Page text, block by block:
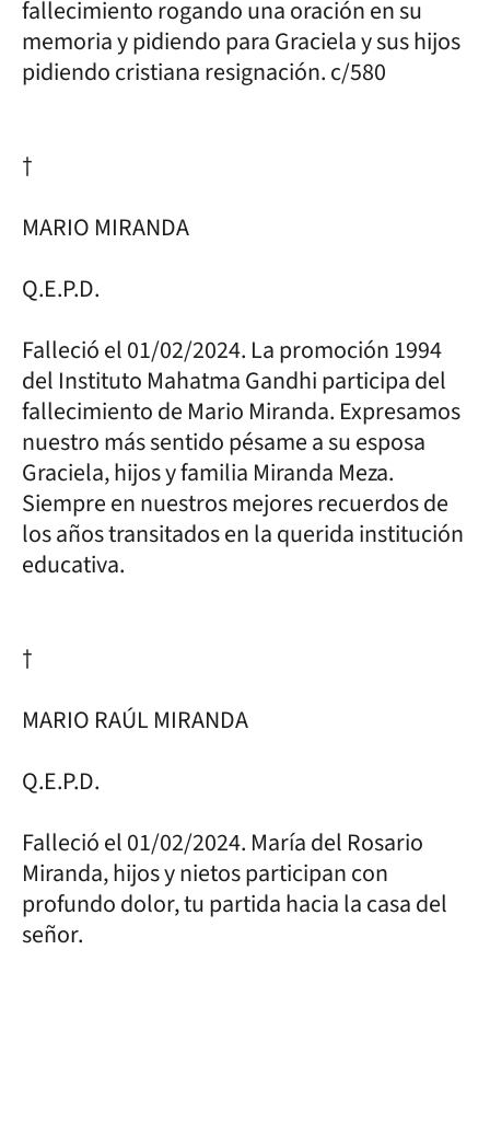
fallecimiento rogando una oración en su
memoria y pidiendo para Graciela y sus hijos
pidiendo cristiana resignación. c/580
†
MARIO MIRANDA
Q.E.P.D.
Falleció el 01/02/2024. La promoción 1994
del Instituto Mahatma Gandhi participa del
fallecimiento de Mario Miranda. Expresamos
nuestro más sentido pésame a su esposa
Graciela, hijos y familia Miranda Meza.
Siempre en nuestros mejores recuerdos de
los años transitados en la querida institución
educativa.
†
MARIO RAÚL MIRANDA
Q.E.P.D.
Falleció el 01/02/2024. María del Rosario
Miranda, hijos y nietos participan con
profundo dolor, tu partida hacia la casa del
señor.